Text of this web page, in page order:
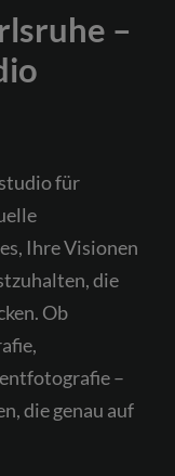
–
für
Ihre Visionen
die
Ob
–
die genau auf